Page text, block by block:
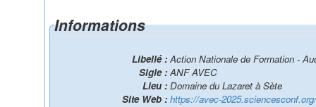
Informations
Libellé : Action Nationale de Formation -
Sigle : ANF AVEC
Lieu : Domaine du Lazaret à Sète
Site Web : https://avec-2025.sciencesconf.org/